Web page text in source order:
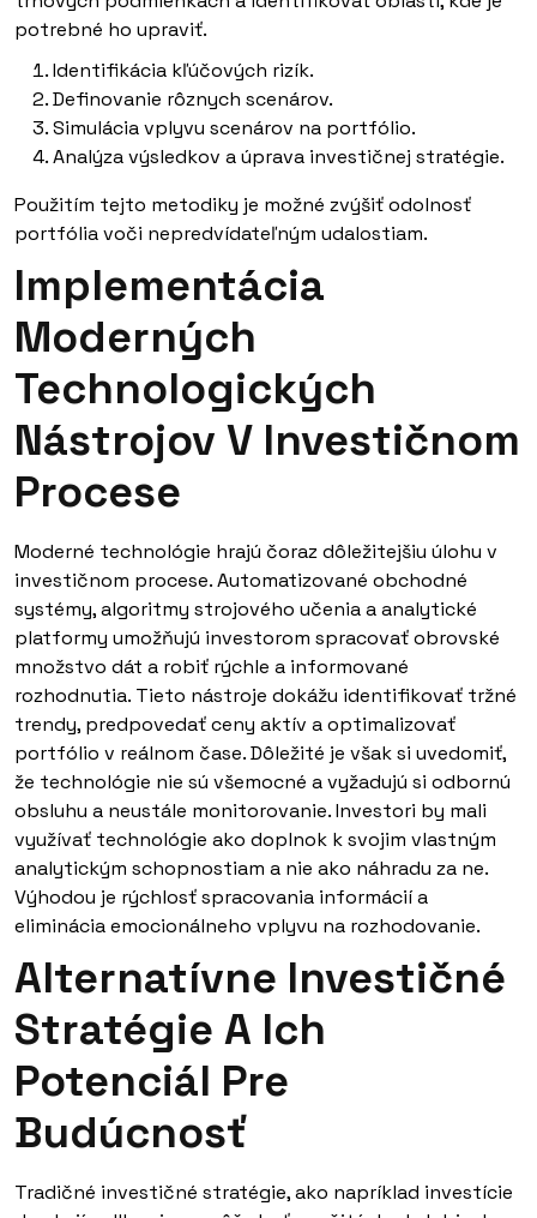
potrebné ho upraviť.
Identifikácia kľúčových rizík.
Definovanie rôznych scenárov.
Simulácia vplyvu scenárov na portfólio.
Analýza výsledkov a úprava investičnej stratégie.
Použitím tejto metodiky je možné zvýšiť odolnosť
portfólia voči nepredvídateľným udalostiam.
Implementácia
Moderných
Technologických
Nástrojov V Investičnom
Procese
Moderné technológie hrajú čoraz dôležitejšiu úlohu v
investičnom procese. Automatizované obchodné
systémy, algoritmy strojového učenia a analytické
platformy umožňujú investorom spracovať obrovské
množstvo dát a robiť rýchle a informované
rozhodnutia. Tieto nástroje dokážu identifikovať tržné
trendy, predpovedať ceny aktív a optimalizovať
portfólio v reálnom čase. Dôležité je však si uvedomiť,
že technológie nie sú všemocné a vyžadujú si odbornú
obsluhu a neustále monitorovanie. Investori by mali
využívať technológie ako doplnok k svojim vlastným
analytickým schopnostiam a nie ako náhradu za ne.
Výhodou je rýchlosť spracovania informácií a
eliminácia emocionálneho vplyvu na rozhodovanie.
Alternatívne Investičné
Stratégie A Ich
Potenciál Pre
Budúcnosť
Tradičné investičné stratégie, ako napríklad investície